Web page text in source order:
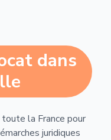
dans
la France pour
juridiques